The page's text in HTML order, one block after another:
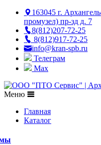
163045 г.
промузел) пр-зд д. 7
8(812)207-72-25
8(812)917-72-25
info@kran-spb.ru
Телеграм
Max
Меню
Главная
Каталог